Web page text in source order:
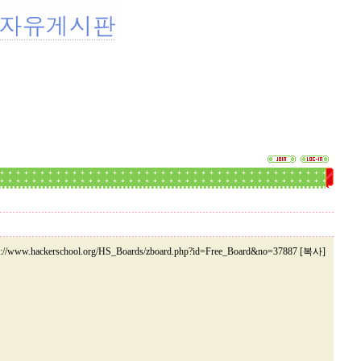
www.hackerschool.org/HS_Boards/zboard.php?id=Free_Board&no=37887 [복사]